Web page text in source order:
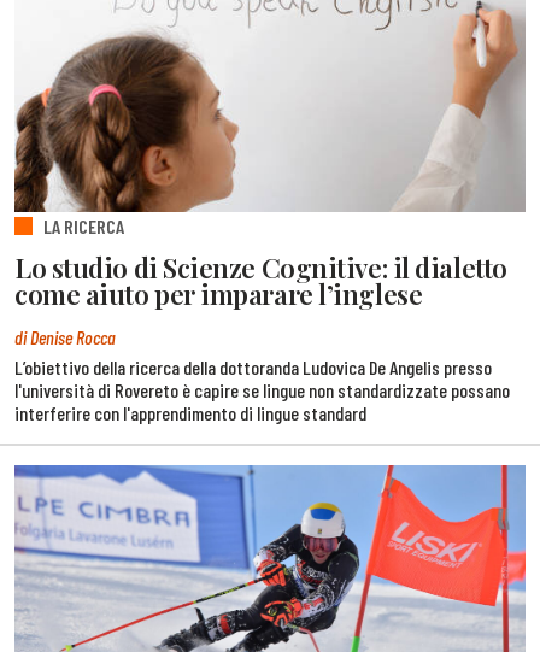
LA RICERCA
Lo studio di Scienze Cognitive: il dialetto
come aiuto per imparare l’inglese
di Denise Rocca
L’obiettivo della ricerca della dottoranda Ludovica De Angelis presso
l'università di Rovereto è capire se lingue non standardizzate possano
interferire con l'apprendimento di lingue standard